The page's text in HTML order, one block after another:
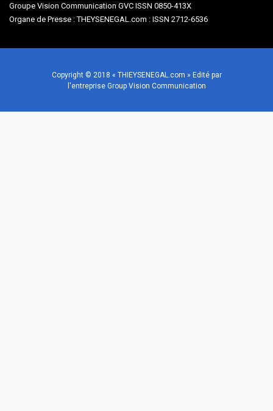
Groupe Vision Communication GVC ISSN 0850-413X
Organe de Presse : THEYSENEGAL.com : ISSN 2712-6536
Copyright © 2018 « THIEYSENEGAL.com » Edité par
l'entreprise Group Vision Communication